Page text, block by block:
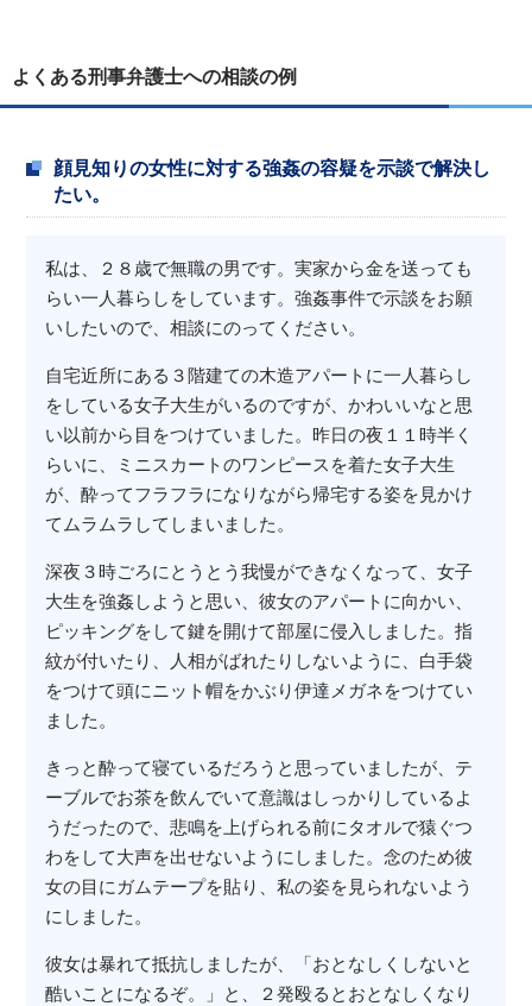
よくある刑事弁護士への相談の例
顔見知りの女性に対する強姦の容疑を示談で解決し
たい。
私は、２８歳で無職の男です。実家から金を送っても
らい一人暮らしをしています。強姦事件で示談をお願
いしたいので、相談にのってください。
自宅近所にある３階建ての木造アパートに一人暮らし
をしている女子大生がいるのですが、かわいいなと思
い以前から目をつけていました。昨日の夜１１時半く
らいに、ミニスカートのワンピースを着た女子大生
が、酔ってフラフラになりながら帰宅する姿を見かけ
てムラムラしてしまいました。
深夜３時ごろにとうとう我慢ができなくなって、女子
大生を強姦しようと思い、彼女のアパートに向かい、
ピッキングをして鍵を開けて部屋に侵入しました。指
紋が付いたり、人相がばれたりしないように、白手袋
をつけて頭にニット帽をかぶり伊達メガネをつけてい
ました。
きっと酔って寝ているだろうと思っていましたが、テ
ーブルでお茶を飲んでいて意識はしっかりしているよ
うだったので、悲鳴を上げられる前にタオルで猿ぐつ
わをして大声を出せないようにしました。念のため彼
女の目にガムテープを貼り、私の姿を見られないよう
にしました。
彼女は暴れて抵抗しましたが、「おとなしくしないと
酷いことになるぞ。」と、２発殴るとおとなしくなり